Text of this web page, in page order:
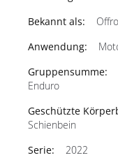
Enduro
Schienbein
2022